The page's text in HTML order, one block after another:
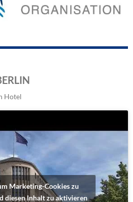
Hotel
Marketing-Cookies zu
diesen Inhalt zu aktivieren